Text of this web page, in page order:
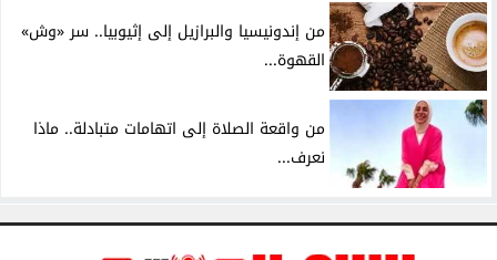
من إندونيسيا والبرازيل إلى إثيوبيا.. سر «وش»
القهوة...
من واقعة الصلاة إلى اتهامات متبادلة.. ماذا
نعرف...